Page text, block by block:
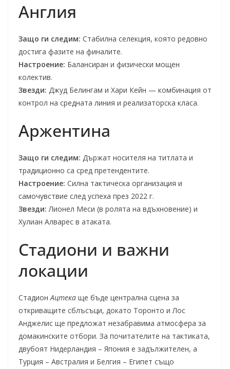
Англия
Защо ги следим: Стабилна селекция, която редовно
достига фазите на финалите.
Настроение: Балансиран и физически мощен
колектив.
Звезди: Джуд Белингам и Хари Кейн — комбинация от
контрол на средната линия и реализаторска класа.
Аржентина
Защо ги следим: Държат носителя на титлата и
традиционно са сред претендентите.
Настроение: Силна тактическа организация и
самочувствие след успеха през 2022 г.
Звезди: Лионел Меси (в ролята на вдъхновение) и
Хулиан Алварес в атаката.
Стадиони и важни
локации
СтадионАцтека ще бъде централна сцена за
откриващите сблъсъци, докато Торонто и Лос
Анджелис ще предложат незабравима атмосфера за
домакинските отбори. За почитателите на тактиката,
двубоят Нидерландия – Япония е задължителен, а
Турция – Австралия и Белгия – Египет също